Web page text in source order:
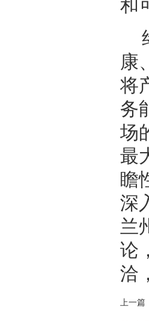
和
康
将
务
场
最
瞻
深
兰
论
洽
上一篇